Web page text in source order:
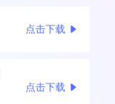
点击下载
点击下载